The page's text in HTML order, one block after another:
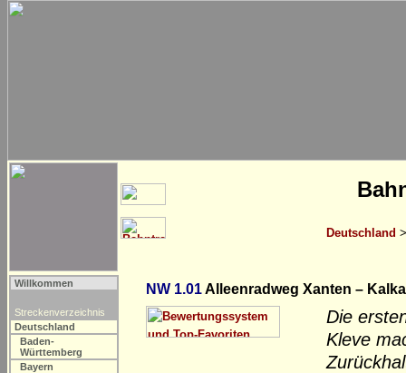
Deutschland
Willkommen
Streckenverzeichnis
Deutschland
Baden-
Württemberg
Bayern
NW 1.01Alleenradweg Xanten –
Die
Kleve